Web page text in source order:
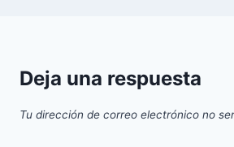
Deja una respuesta
Tu dirección de correo electrónico no